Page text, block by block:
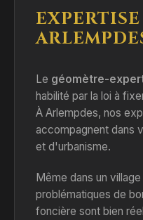
Le géomètre-
habilité par la loi à
À Arlempdes, nos
accompagnent dans
et d'urbanisme.
Même dans un
problématiques de
foncière sont bien